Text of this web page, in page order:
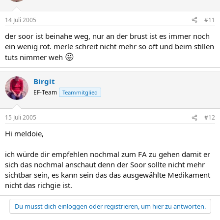
14 Juli 2005 #11
der soor ist beinahe weg, nur an der brust ist es immer noch
ein wenig rot. merle schreit nicht mehr so oft und beim stillen
tuts nimmer weh 😛
Birgit
EF-Team Teammitglied
15 Juli 2005 #12
Hi meldoie,
ich würde dir empfehlen nochmal zum FA zu gehen damit er
sich das nochmal anschaut denn der Soor sollte nicht mehr
sichtbar sein, es kann sein das das ausgewählte Medikament
nicht das richgie ist.
Du musst dich einloggen oder registrieren, um hier zu antworten.